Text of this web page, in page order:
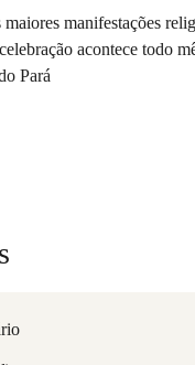
manifestações
acontece todo
Pará